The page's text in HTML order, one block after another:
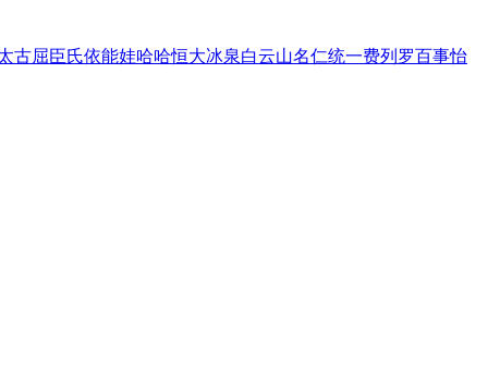
古屈臣氏依能娃哈哈恒大冰泉白云山名仁统一费列罗百事怡